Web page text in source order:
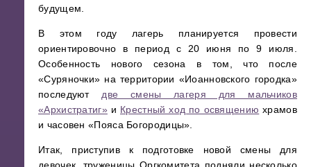
будущем.
В этом году лагерь планируется провести
ориентировочно в период с 20 июня по 9 июля.
Особенность нового сезона в том, что после
«Суряночки» на территории «Иоанновского городка»
последуютдве смены лагеря для мальчиков
«Архистратиг»и Крестный ход по освящению храмов
и часовен «Пояса Богородицы».
Итак, приступив к подготовке новой смены для